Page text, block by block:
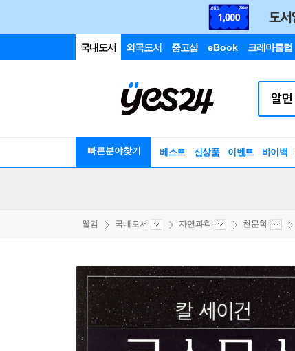
국내도서 외국도서 중고샵 eBook 크레마클럽
빠른분야찾기 베스트 신상품 이벤트 바이백
웰컴 국내도서 자연과학 천문학